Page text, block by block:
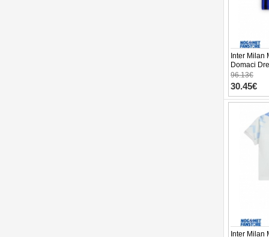
Inter Milan
Domaci
Kratak
96.13€
30.45€
Inter Milan